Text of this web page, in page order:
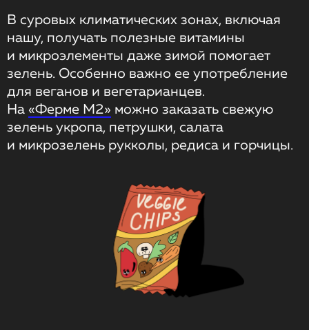
В суровых климатических зонах, включая
нашу, получать полезные витамины
и микроэлементы даже зимой помогает
зелень. Особенно важно ее употребление
для веганов и вегетарианцев.
На «Ферме М2» можно заказать свежую
зелень укропа, петрушки, салата
и микрозелень рукколы, редиса и горчицы.